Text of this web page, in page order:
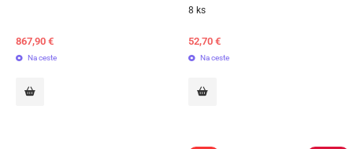
867,90 €
Na ceste
8 ks
52,70 €
Na ceste